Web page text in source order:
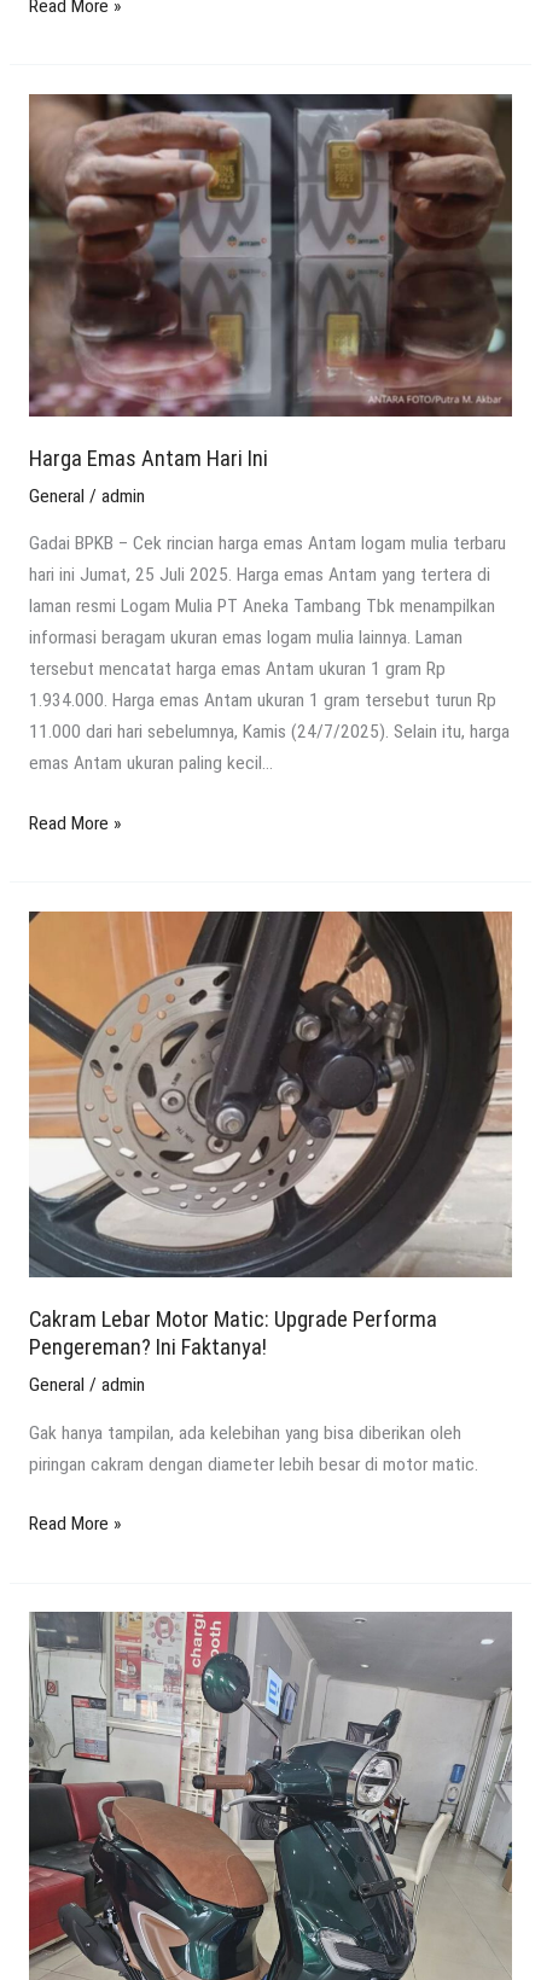
Read More »
Harga Emas Antam Hari Ini
General / admin
Gadai BPKB – Cek rincian harga emas Antam logam mulia terbaru
hari ini Jumat, 25 Juli 2025. Harga emas Antam yang tertera di
laman resmi Logam Mulia PT Aneka Tambang Tbk menampilkan
informasi beragam ukuran emas logam mulia lainnya. Laman
tersebut mencatat harga emas Antam ukuran 1 gram Rp
1.934.000. Harga emas Antam ukuran 1 gram tersebut turun Rp
11.000 dari hari sebelumnya, Kamis (24/7/2025). Selain itu, harga
emas Antam ukuran paling kecil…
Harga
Emas
Antam
Ini
Read More »
Cakram Lebar Motor Matic: Upgrade Performa
Pengereman? Ini Faktanya!
General / admin
Gak hanya tampilan, ada kelebihan yang bisa diberikan oleh
piringan cakram dengan diameter lebih besar di motor matic.
Cakram
Motor
Matic:
Upgrade
Performa
Pengereman?
Ini
Faktanya!
Read More »
Stylo
160
Setahun:
Panduan
Perawatan
Lengkap
Awet!